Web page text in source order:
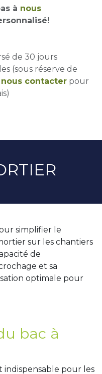
à nous
de 30 jours
(sous réserve de
nous contacter pour
simplifier le
sur les chantiers
de
et sa
optimale pour
bac à
indispensable pour les